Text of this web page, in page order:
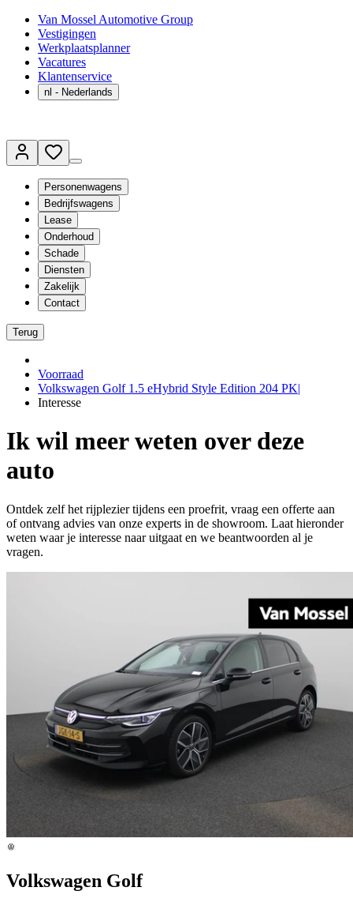
Van Mossel Automotive Group
Vestigingen
Werkplaatsplanner
Vacatures
Klantenservice
nl - Nederlands
Personenwagens
Bedrijfswagens
Lease
Onderhoud
Schade
Diensten
Zakelijk
Contact
Terug
Voorraad
Volkswagen Golf 1.5 eHybrid Style Edition 204 PK|
Interesse
Ik wil meer weten over deze
auto
Ontdek zelf het rijplezier tijdens een proefrit, vraag een offerte aan
of ontvang advies van onze experts in de showroom. Laat hieronder
weten waar je interesse naar uitgaat en we beantwoorden al je
vragen.
Volkswagen Golf